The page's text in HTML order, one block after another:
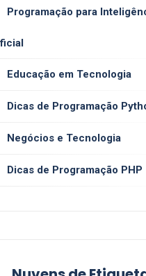
Programação para
Educação em Tecnologia
Dicas de Programação
Negócios e Tecnologia
Dicas de Programação PHP